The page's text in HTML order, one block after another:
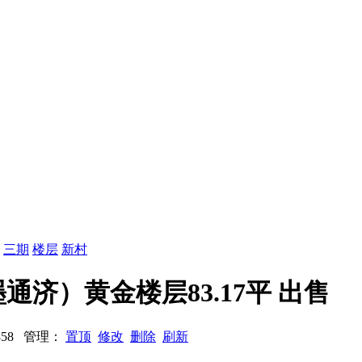
三期 楼层 新村
济）黄金楼层83.17平 出售
管理： 置顶 修改 删除 刷新